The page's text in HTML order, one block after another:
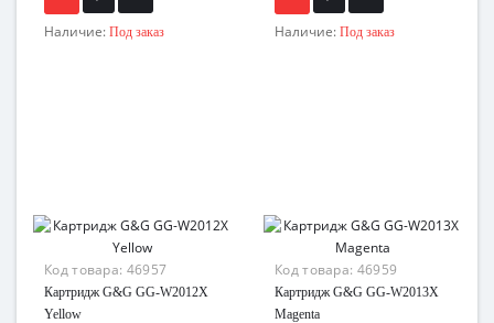
Наличие: Под заказ Наличие: Под заказ
Код товара: 46957
Картридж G&G GG-W2012X
Yellow
Код товара: 46959
Картридж G&G GG-W2013X
Magenta